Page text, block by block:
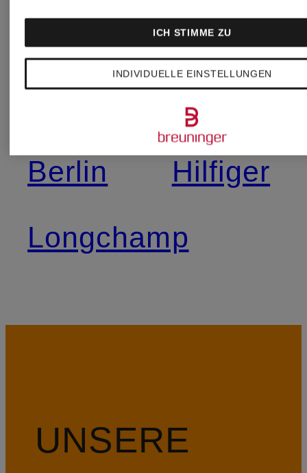
Furla
Liebeskind
Berlin
Longchamp
See by
Chloé
Tommy
Hilfiger
UNSERE
INDIVIDUELLE EINSTELLUNGEN
ICH STIMME ZU